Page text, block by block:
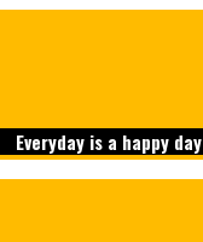
Everyday is a happy day